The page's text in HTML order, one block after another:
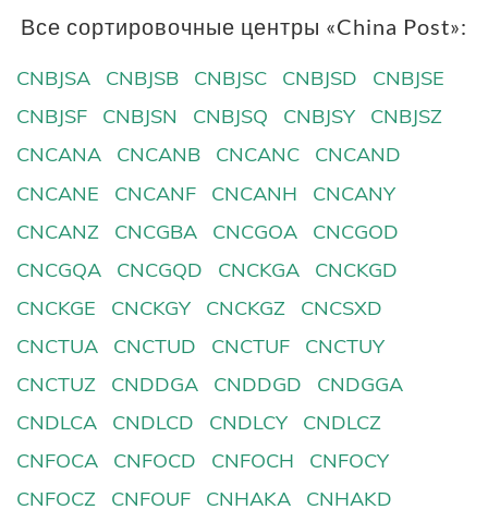
Все сортировочные центры «China Post»:
CNBJSA CNBJSB CNBJSC CNBJSD
CNBJSE
CNBJSF
CNBJSN CNBJSQ CNBJSY
CNBJSZ
CNCANA
CNCANB CNCANC
CNCAND
CNCANE
CNCANF CNCANH
CNCANY
CNCANZ
CNCGBA CNCGOA
CNCGOD
CNCGQA
CNCGQD CNCKGA
CNCKGD
CNCKGE
CNCKGY CNCKGZ
CNCSXD
CNCTUA
CNCTUD CNCTUF
CNCTUY
CNCTUZ
CNDDGA CNDDGD
CNDGGA
CNDLCA
CNDLCD CNDLCY
CNDLCZ
CNFOCA
CNFOCD CNFOCH
CNFOCY
CNFOCZ
CNFOUF CNHAKA CNHAKD